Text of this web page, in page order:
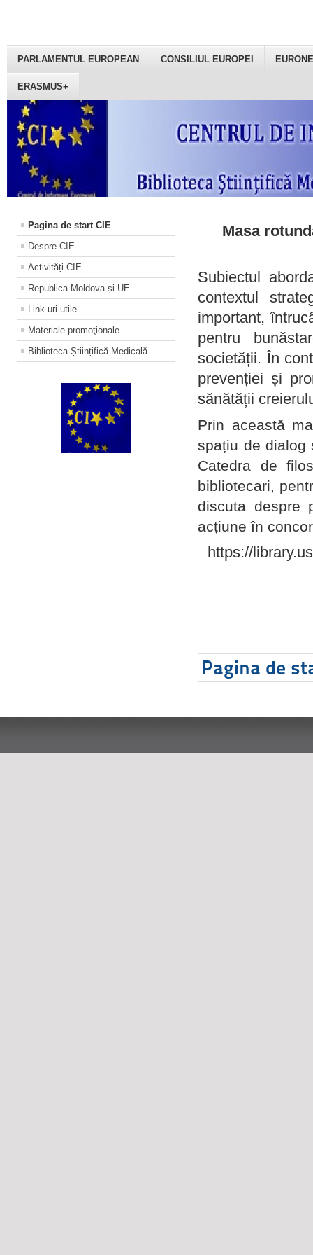
PARLAMENTUL EUROPEAN CONSILIUL EUROPEI
ERASMUS+
Pagina de start CIE
Despre CIE
Activități CIE
Republica Moldova și UE
Link-uri utile
Materiale promoţionale
Biblioteca Științifică Medicală
Masa
Subiectul
contextul
important,
pentru
societății. În
prevenției și
sănătății
Prin această
spațiu de dialog
Catedra de
bibliotecari,
discuta despre
acțiune în
https://
Pagina de